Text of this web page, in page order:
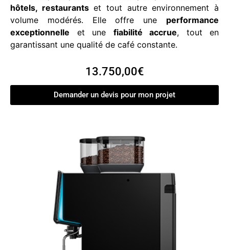
hôtels, restaurantset tout autre environnement à
volume modérés. Elle offre une performance
exceptionnelle et une fiabilité accrue, tout en
garantissant une qualité de café constante.
13.750,00€
Demander un devis pour mon projet